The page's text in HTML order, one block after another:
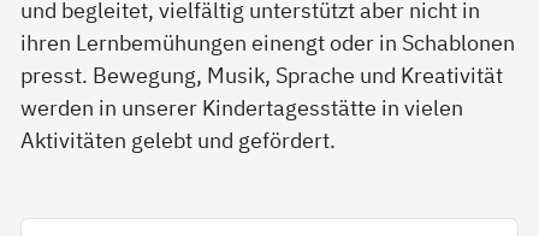
und begleitet, vielfältig unterstützt aber nicht in
ihren Lernbemühungen einengt oder in Schablonen
presst. Bewegung, Musik, Sprache und Kreativität
werden in unserer Kindertagesstätte in vielen
Aktivitäten gelebt und gefördert.